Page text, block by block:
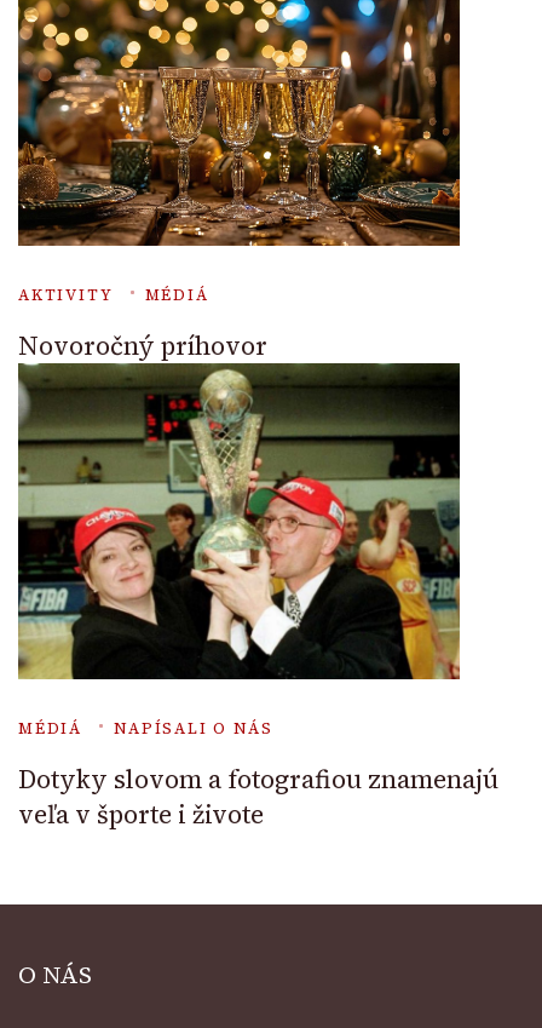
AKTIVITY MÉDIÁ
Novoročný príhovor
MÉDIÁ NAPÍSALI O NÁS
Dotyky slovom a fotografiou znamenajú
veľa v športe i živote
O NÁS